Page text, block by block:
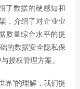
了数据的硬感知和
，介绍了对企业业
质量综合水平的提
的数据安全隐私保
授权管理方案。
界”的理解，我们提